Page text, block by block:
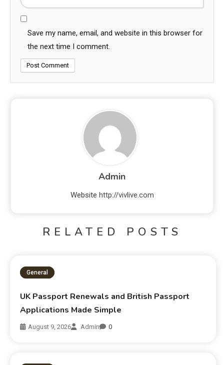
Save my name, email, and website in this browser for
the next time I comment.
Admin
Website http://vivlive.com
RELATED POSTS
General
UK Passport Renewals and British Passport
Applications Made Simple
August 9, 2026 Admin 0